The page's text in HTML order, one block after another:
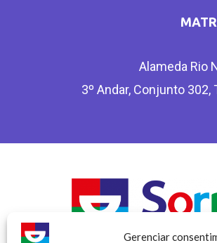
Gerenciar
Alameda Rio
3º Andar, Conjunto 302,